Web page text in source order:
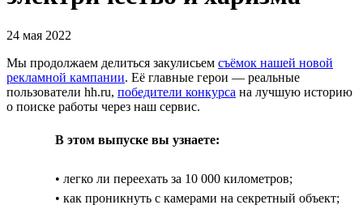
24 мая 2022
Мы продолжаем делиться закулисьем съёмок нашей новой
рекламной кампании. Её главные герои — реальные
пользователи hh.ru, победители конкурса на лучшую историю
о поиске работы через наш сервис.
В этом выпуске вы узнаете:
• легко ли переехать за 10 000 километров;
• как проникнуть с камерами на секретный объект;